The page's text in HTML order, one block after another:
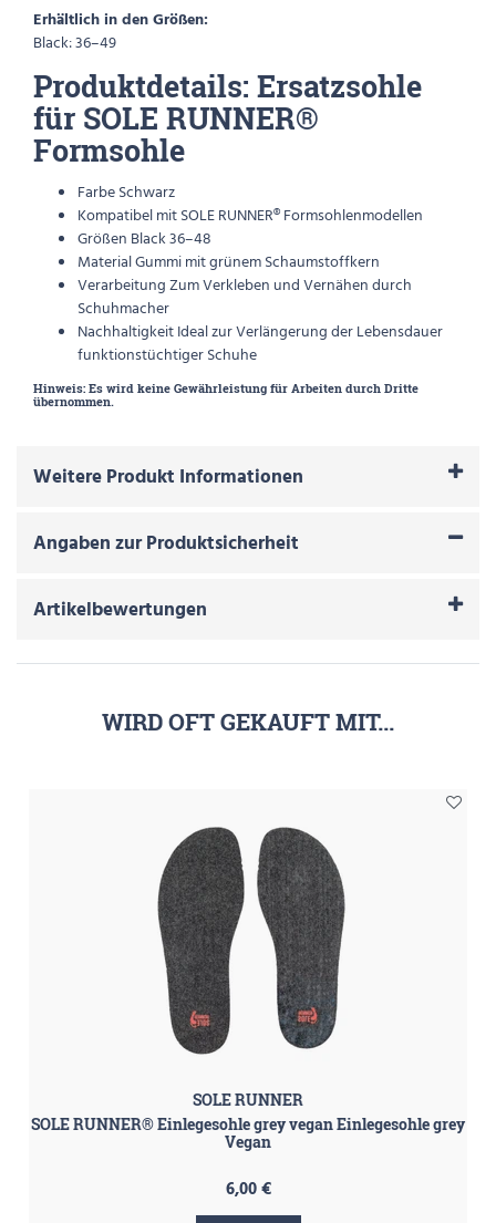
Erhältlich in den Größen:
Black: 36–49
Produktdetails: Ersatzsohle
für SOLE RUNNER®
Formsohle
Farbe Schwarz
Kompatibel mit SOLE RUNNER® Formsohlenmodellen
Größen Black 36–48
Material Gummi mit grünem Schaumstoffkern
Verarbeitung Zum Verkleben und Vernähen durch
Schuhmacher
Nachhaltigkeit Ideal zur Verlängerung der Lebensdauer
funktionstüchtiger Schuhe
Hinweis: Es wird keine Gewährleistung für Arbeiten durch Dritte
übernommen.
Weitere Produkt Informationen
Angaben zur Produktsicherheit
Artikelbewertungen
WIRD OFT GEKAUFT MIT...
SOLE RUNNER
SOLE RUNNER® Einlegesohle grey vegan Einlegesohle grey
Vegan
6,00 €